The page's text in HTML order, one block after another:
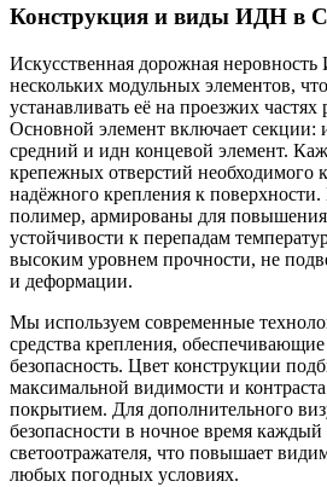
Конструкция и виды ИДН в
Искусственная дорожная
нескольких модульных элементов,
устанавливать её на проезжих
Основной элемент включает секции:
средний и идн концевой элемент.
крепежных отверстий необходимого
надёжного крепления к
полимер, армированы для повышения
устойчивости к перепадам
высоким уровнем прочности, не
и деформации.
Мы используем современные
средства крепления,
безопасность. Цвет конструкции
максимальной видимости и
покрытием. Для дополнительного
безопасности в ночное время
светоотражателя, что повышает
любых погодных условиях.